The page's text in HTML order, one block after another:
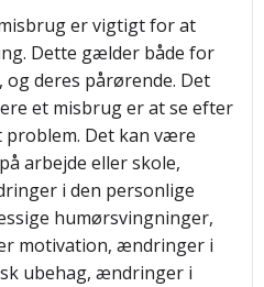
er vigtigt for at
Dette gælder både for
deres pårørende. Det
et misbrug er at se efter
Det kan være
arbejde eller skole,
i den personlige
humørsvingninger,
motivation, ændringer i
ubehag, ændringer i